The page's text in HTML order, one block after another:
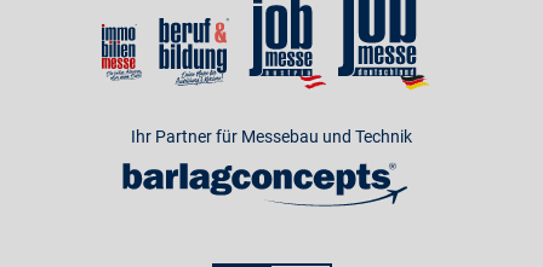
Ihr Partner für Messebau und Technik